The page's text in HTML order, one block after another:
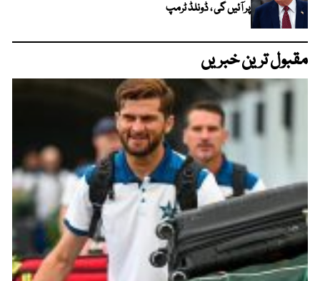
پر آئیں گی ، ڈونلڈ ٹرمپ
مقبول ترین خبریں